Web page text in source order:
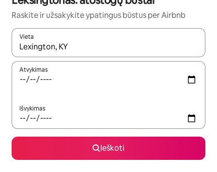
Raskite ir užsakykite ypatingus būstus per Airbnb
Vieta
Kai pasirodys paieškos rezultatai, juos naršyti galite
Atvykimas
Išvykimas
Ieškoti